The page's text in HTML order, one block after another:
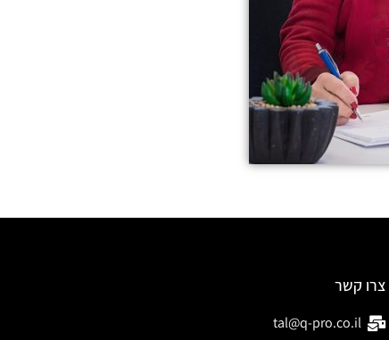
צרו קשר
tal@q-pro.co.il